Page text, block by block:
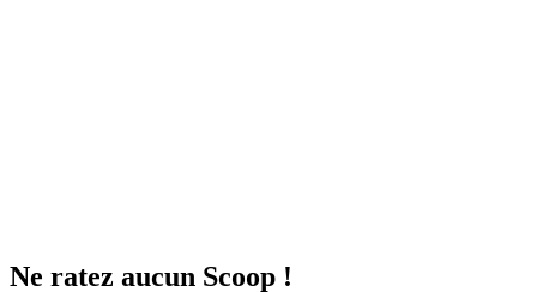
Ne ratez aucun Scoop !